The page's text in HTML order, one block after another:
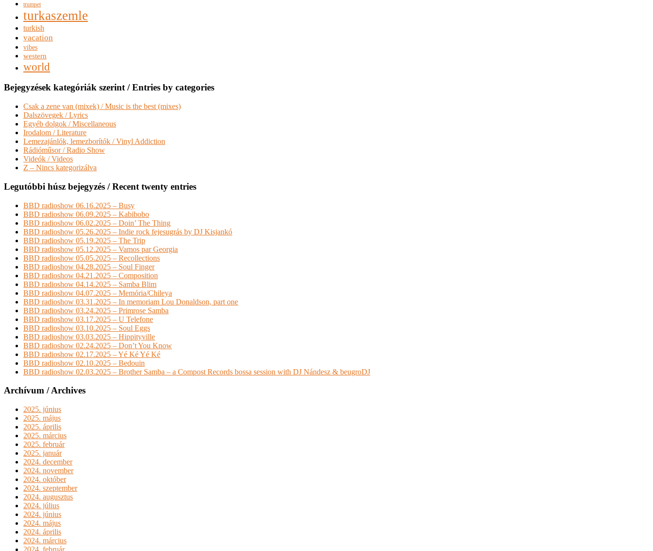
trumpet
turkaszemle
turkish
vacation
vibes
western
world
Bejegyzések kategóriák szerint / Entries by categories
Csak a zene van (mixek) / Music is the best (mixes)
Dalszövegek / Lyrics
Egyéb dolgok / Miscellaneous
Irodalom / Literature
Lemezajánlók, lemezborítók / Vinyl Addiction
Rádióműsor / Radio Show
Videók / Videos
Z – Nincs kategorizálva
Legutóbbi húsz bejegyzés / Recent twenty entries
BBD radioshow 06.16.2025 – Busy
BBD radioshow 06.09.2025 – Kabibobo
BBD radioshow 06.02.2025 – Doin’ The Thing
BBD radioshow 05.26.2025 – Indie rock fejesugrás by DJ Kisjankó
BBD radioshow 05.19.2025 – The Trip
BBD radioshow 05.12.2025 – Vamos par Georgia
BBD radioshow 05.05.2025 – Recollections
BBD radioshow 04.28.2025 – Soul Finger
BBD radioshow 04.21.2025 – Composition
BBD radioshow 04.14.2025 – Samba Blim
BBD radioshow 04.07.2025 – Memória/Chileya
BBD radioshow 03.31.2025 – In memoriam Lou Donaldson, part one
BBD radioshow 03.24.2025 – Primrose Samba
BBD radioshow 03.17.2025 – U Telefone
BBD radioshow 03.10.2025 – Soul Eggs
BBD radioshow 03.03.2025 – Hippityville
BBD radioshow 02.24.2025 – Don’t You Know
BBD radioshow 02.17.2025 – Yé Ké Yé Ké
BBD radioshow 02.10.2025 – Bedouin
BBD radioshow 02.03.2025 – Brother Samba – a Compost Records bossa session with DJ Nándesz & beugroDJ
Archívum / Archives
2025. június
2025. május
2025. április
2025. március
2025. február
2025. január
2024. december
2024. november
2024. október
2024. szeptember
2024. augusztus
2024. július
2024. június
2024. május
2024. április
2024. március
2024. február